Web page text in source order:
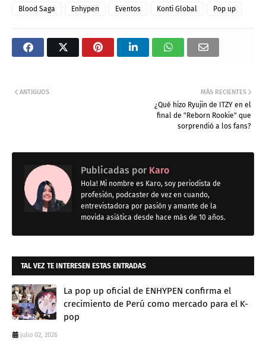
Blood Saga Enhypen Eventos Konti Global Pop up
MÁS RECIENTES
¿Qué hizo Ryujin de ITZY en el
final de "Reborn Rookie" que
sorprendió a los fans?
ANTIGUOS
Publicadas por Karo
Hola! Mi nombre es Karo, soy periodista de
profesión, podcaster de vez en cuando,
entrevistadora por pasión y amante de la
movida asiática desde hace más de 10 años.
TAL VEZ TE INTERESEN ESTAS ENTRADAS
La pop up oficial de ENHYPEN confirma el
crecimiento de Perú como mercado para el K-
pop
julio 02, 2026